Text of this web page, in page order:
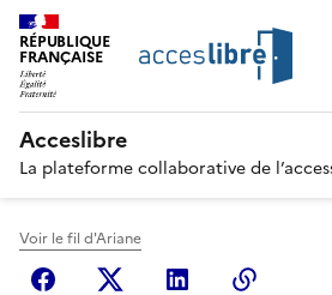
RÉPUBLIQUE
FRANÇAISE
Acceslibre
La plateforme collaborative de
Voir le fil d'Ariane
FacebookX (anciennement
Linkedin